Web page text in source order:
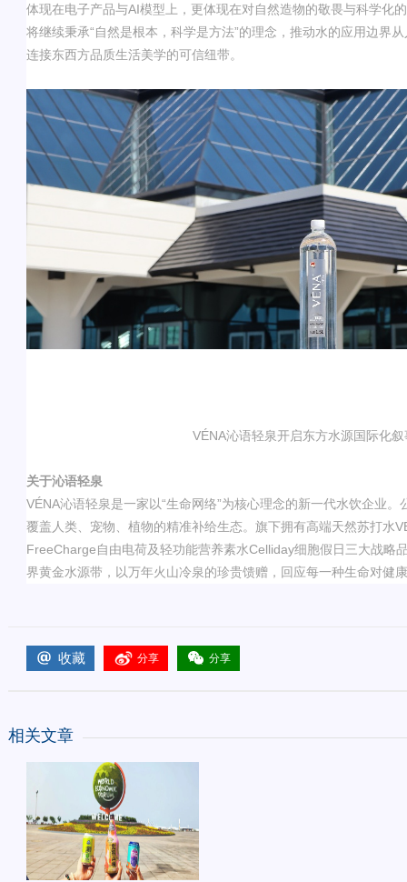
体现在电子产品与AI模型上，更体现在对自然造物的敬畏与科学化
将继续秉承“自然是根本，科学是方法”的理念，推动水的应用边界
连接东西方品质生活美学的可信纽带。
VÉNA沁语轻泉开启东方水源国际化叙
关于沁语轻泉
VÉNA沁语轻泉是一家以“生命网络”为核心理念的新一代水饮企业。
覆盖人类、宠物、植物的精准补给生态。旗下拥有高端天然苏打水
FreeCharge自由电荷及轻功能营养素水Celliday细胞假日三大战略
界黄金水源带，以万年火山冷泉的珍贵馈赠，回应每一种生命对健
收藏 分享 分享
相关文章